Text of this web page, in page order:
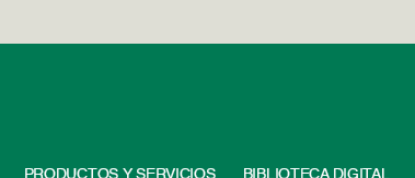
PRODUCTOS Y SERVICIOS BIBLIOTECA DIGITAL